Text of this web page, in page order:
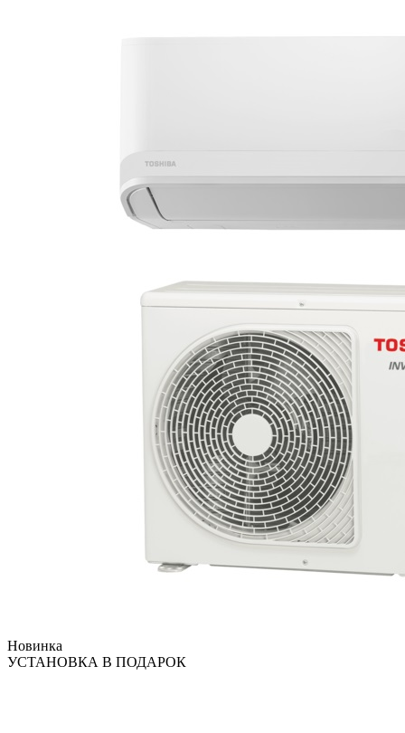
Новинка
УСТАНОВКА В ПОДАРОК